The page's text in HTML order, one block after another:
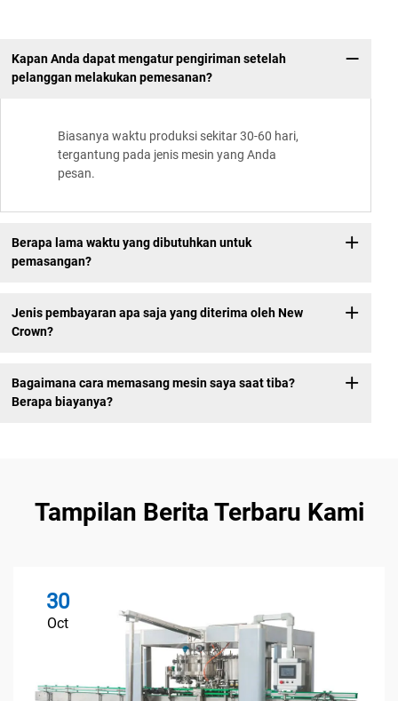
Kapan Anda dapat mengatur pengiriman setelah
pelanggan melakukan pemesanan?
Biasanya waktu produksi sekitar 30-60 hari,
tergantung pada jenis mesin yang Anda
pesan.
Berapa lama waktu yang dibutuhkan untuk
pemasangan?
Jenis pembayaran apa saja yang diterima oleh New
Crown?
Bagaimana cara memasang mesin saya saat tiba?
Berapa biayanya?
Tampilan Berita Terbaru Kami
30
Oct